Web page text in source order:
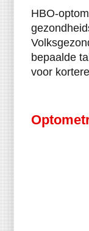
HBO-
bepaalde
voor